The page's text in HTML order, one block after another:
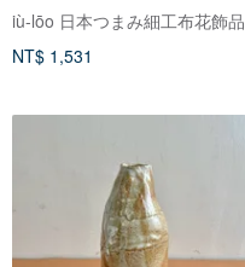
iù-lōo 日本つまみ細工布花飾品
NT$ 1,531